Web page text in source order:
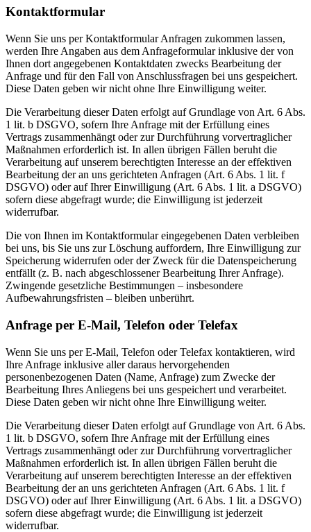
Kontaktformular
Wenn Sie uns per Kontaktformular Anfragen zukommen lassen,
werden Ihre Angaben aus dem Anfrageformular inklusive der von
Ihnen dort angegebenen Kontaktdaten zwecks Bearbeitung der
Anfrage und für den Fall von Anschlussfragen bei uns gespeichert.
Diese Daten geben wir nicht ohne Ihre Einwilligung weiter.
Die Verarbeitung dieser Daten erfolgt auf Grundlage von Art. 6 Abs.
1 lit. b DSGVO, sofern Ihre Anfrage mit der Erfüllung eines
Vertrags zusammenhängt oder zur Durchführung vorvertraglicher
Maßnahmen erforderlich ist. In allen übrigen Fällen beruht die
Verarbeitung auf unserem berechtigten Interesse an der effektiven
Bearbeitung der an uns gerichteten Anfragen (Art. 6 Abs. 1 lit. f
DSGVO) oder auf Ihrer Einwilligung (Art. 6 Abs. 1 lit. a DSGVO)
sofern diese abgefragt wurde; die Einwilligung ist jederzeit
widerrufbar.
Die von Ihnen im Kontaktformular eingegebenen Daten verbleiben
bei uns, bis Sie uns zur Löschung auffordern, Ihre Einwilligung zur
Speicherung widerrufen oder der Zweck für die Datenspeicherung
entfällt (z. B. nach abgeschlossener Bearbeitung Ihrer Anfrage).
Zwingende gesetzliche Bestimmungen – insbesondere
Aufbewahrungsfristen – bleiben unberührt.
Anfrage per E-Mail, Telefon oder Telefax
Wenn Sie uns per E-Mail, Telefon oder Telefax kontaktieren, wird
Ihre Anfrage inklusive aller daraus hervorgehenden
personenbezogenen Daten (Name, Anfrage) zum Zwecke der
Bearbeitung Ihres Anliegens bei uns gespeichert und verarbeitet.
Diese Daten geben wir nicht ohne Ihre Einwilligung weiter.
Die Verarbeitung dieser Daten erfolgt auf Grundlage von Art. 6 Abs.
1 lit. b DSGVO, sofern Ihre Anfrage mit der Erfüllung eines
Vertrags zusammenhängt oder zur Durchführung vorvertraglicher
Maßnahmen erforderlich ist. In allen übrigen Fällen beruht die
Verarbeitung auf unserem berechtigten Interesse an der effektiven
Bearbeitung der an uns gerichteten Anfragen (Art. 6 Abs. 1 lit. f
DSGVO) oder auf Ihrer Einwilligung (Art. 6 Abs. 1 lit. a DSGVO)
sofern diese abgefragt wurde; die Einwilligung ist jederzeit
widerrufbar.